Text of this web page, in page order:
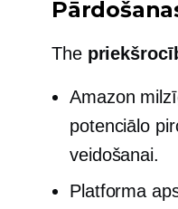
The
Amazon
potenciālo
veidošanai.
Platforma